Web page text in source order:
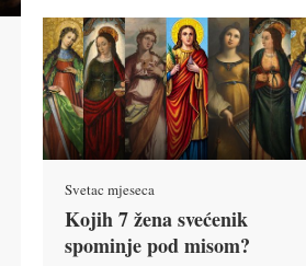
Svetac mjeseca
Kojih 7 žena svećenik
spominje pod misom?